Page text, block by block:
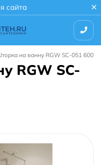
сайта
на ванну RGW SC-051 600
RGW SC-